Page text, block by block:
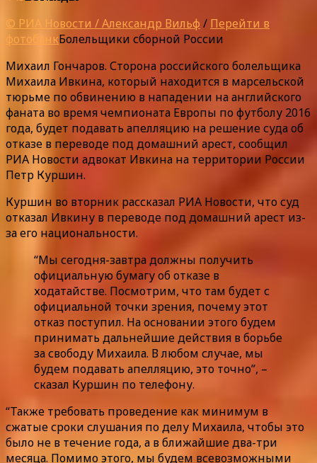
© РИА Новости / Александр Вильф / Перейти в
фотобанкБолельщики сборной России
Михаил Гончаров. Сторона российского болельщика
Михаила Ивкина, который находится в марсельской
тюрьме по обвинению в нападении на английского
фаната во время чемпионата Европы по футболу 2016
года, будет подавать апелляцию на решение суда об
отказе в переводе под домашний арест, сообщил
РИА Новости адвокат Ивкина на территории России
Петр Куршин.
Куршин во вторник рассказал РИА Новости, что суд
отказал Ивкину в переводе под домашний арест из-
за его национальности.
“Мы сегодня-завтра должны получить
официальную бумагу об отказе в
ходатайстве. Посмотрим, что там будет с
официальной точки зрения, почему этот
отказ поступил. На основании этого будем
принимать дальнейшие действия в борьбе
за свободу Михаила. В любом случае, мы
будем подавать апелляцию, это точно”, –
сказал Куршин по телефону.
“Также требовать проведение как минимум в
сжатые сроки слушания по делу Михаила, чтобы это
было не в течение года, а в ближайшие два-три
месяца. Помимо этого, мы будем всевозможными